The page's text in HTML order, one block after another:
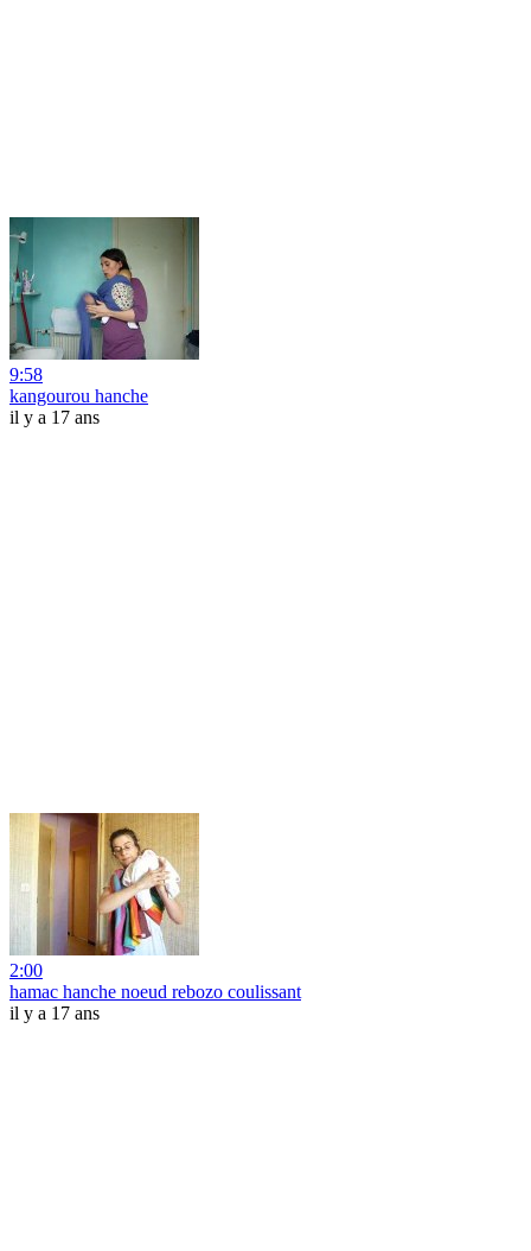
9:58
kangourou hanche
il y a 17 ans
2:00
hamac hanche noeud rebozo coulissant
il y a 17 ans